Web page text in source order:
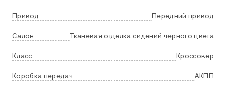
Привод Передний привод
Салон Тканевая отделка сидений черного цвета
Класс Кроссовер
Коробка передач АКПП